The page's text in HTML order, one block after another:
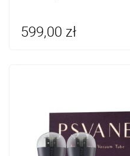
599,00 zł